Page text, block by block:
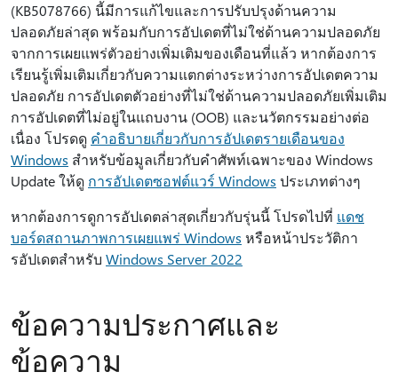
(KB5078766) นี้มีการแก้ไขและการปรับปรุงด้านความ
ปลอดภัยล่าสุด พร้อมกับการอัปเดตที่ไม่ใช่ด้านความปลอดภัย
จากการเผยแพร่ตัวอย่างเพิ่มเติมของเดือนที่แล้ว หากต้องการ
เรียนรู้เพิ่มเติมเกี่ยวกับความแตกต่างระหว่างการอัปเดตความ
ปลอดภัย การอัปเดตตัวอย่างที่ไม่ใช่ด้านความปลอดภัยเพิ่มเติม
การอัปเดตที่ไม่อยู่ในแถบงาน (OOB) และนวัตกรรมอย่างต่อ
เนื่อง โปรดดู คําอธิบายเกี่ยวกับการอัปเดตรายเดือนของ
Windows สําหรับข้อมูลเกี่ยวกับคําศัพท์เฉพาะของ Windows
Update ให้ดู การอัปเดตซอฟต์แวร์ Windows ประเภทต่างๆ
หากต้องการดูการอัปเดตล่าสุดเกี่ยวกับรุ่นนี้ โปรดไปที่ แดช
บอร์ดสถานภาพการเผยแพร่ Windows หรือหน้าประวัติกา
รอัปเดตสําหรับ Windows Server 2022
ข้อความประกาศและ
ข้อความ